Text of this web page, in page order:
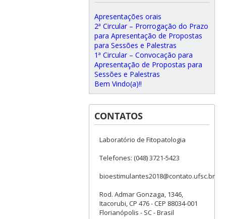
Apresentações orais
2ª Circular – Prorrogação do Prazo
para Apresentação de Propostas
para Sessões e Palestras
1ª Circular – Convocação para
Apresentação de Propostas para
Sessões e Palestras
Bem Vindo(a)!!
CONTATOS
Laboratório de Fitopatologia
Telefones: (048) 3721-5423
bioestimulantes2018@contato.ufsc.br
Rod. Admar Gonzaga, 1346,
Itacorubi, CP 476 - CEP 88034-001
Florianópolis - SC - Brasil